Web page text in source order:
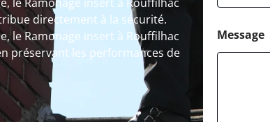
directement à la sécurité.
le Ramonage insert à Rouffilhac
préservant les performances de
Message